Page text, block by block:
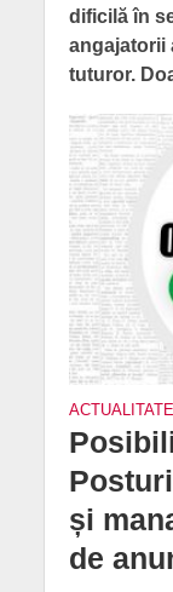
dificilă în
angajatorii
tuturor.
ACTUALITATE
și
de